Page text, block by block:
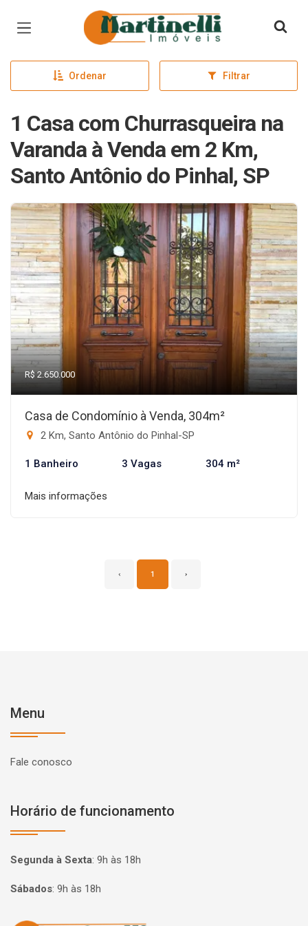
Página inicial
Ordenar Filtrar
1 Casa com Churrasqueira na
Varanda à Venda em 2 Km,
Santo Antônio do Pinhal, SP
R$ 2.650.000
Casa de Condomínio à Venda, 304m²
2 Km, Santo Antônio do Pinhal-SP
1 Banheiro 3 Vagas 304 m²
Mais informações
‹ 1 ›
Menu
Fale conosco
Horário de funcionamento
Segunda à Sexta: 9h às 18h
Sábados: 9h às 18h